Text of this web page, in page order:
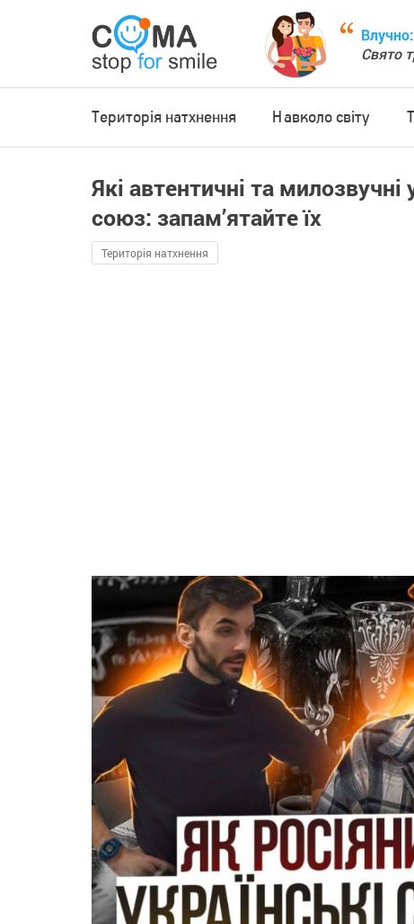
Влучно:
Свято
Територія натхнення Навколо світу
Які автентичні та
союз: запам’ятайте їх
Територія натхнення